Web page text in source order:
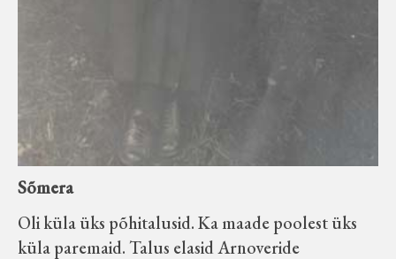
Sõmera
Oli küla üks põhitalusid. Ka maade poolest üks
küla paremaid. Talus elasid Arnoveride